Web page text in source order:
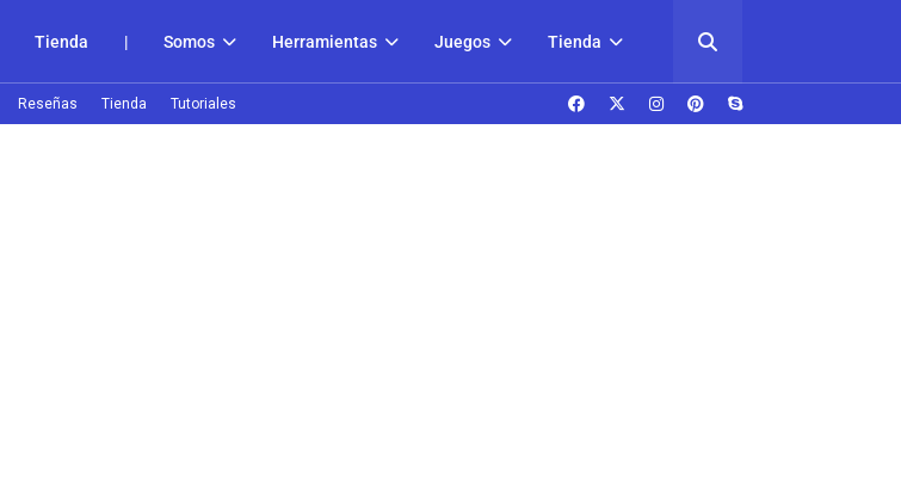
Tienda | Somos Herramientas Juegos Tienda
Reseñas Tienda Tutoriales